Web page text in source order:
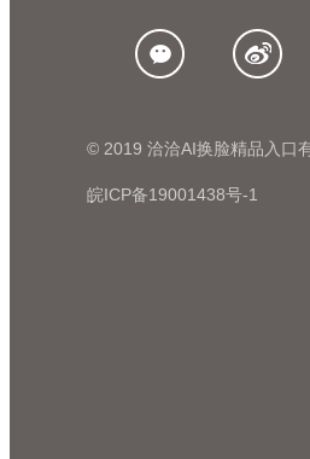
© 2019 洽洽AI换脸精品入口
皖ICP备19001438号-1